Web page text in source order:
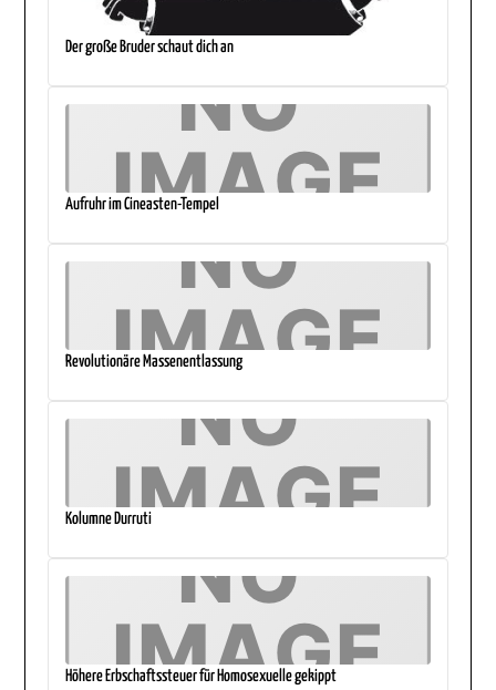
Der große Bruder schaut dich an
Aufruhr im Cineasten-Tempel
Revolutionäre Massenentlassung
Kolumne Durruti
Höhere Erbschaftssteuer für Homosexuelle gekippt